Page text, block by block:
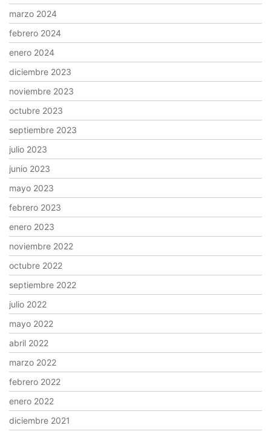
marzo 2024
febrero 2024
enero 2024
diciembre 2023
noviembre 2023
octubre 2023
septiembre 2023
julio 2023
junio 2023
mayo 2023
febrero 2023
enero 2023
noviembre 2022
octubre 2022
septiembre 2022
julio 2022
mayo 2022
abril 2022
marzo 2022
febrero 2022
enero 2022
diciembre 2021